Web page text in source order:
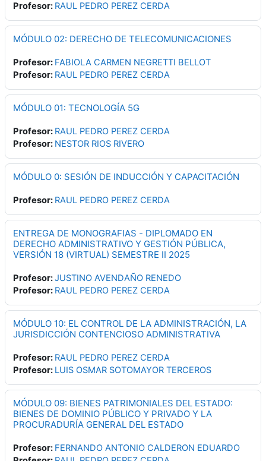
Profesor: RAUL PEDRO PEREZ CERDA
MÓDULO 02: DERECHO DE TELECOMUNICACIONES
Profesor: FABIOLA CARMEN NEGRETTI BELLOT
Profesor: RAUL PEDRO PEREZ CERDA
MÓDULO 01: TECNOLOGÍA 5G
Profesor: RAUL PEDRO PEREZ CERDA
Profesor: NESTOR RIOS RIVERO
MÓDULO 0: SESIÓN DE INDUCCIÓN Y CAPACITACIÓN
Profesor: RAUL PEDRO PEREZ CERDA
ENTREGA DE MONOGRAFIAS - DIPLOMADO EN
DERECHO ADMINISTRATIVO Y GESTIÓN PÚBLICA,
VERSIÓN 18 (VIRTUAL) SEMESTRE II 2025
Profesor:JUSTINO AVENDAÑO RENEDO
Profesor: RAUL PEDRO PEREZ CERDA
MÓDULO 10: EL CONTROL DE LA ADMINISTRACIÓN, LA
JURISDICCIÓN CONTENCIOSO ADMINISTRATIVA
Profesor: RAUL PEDRO PEREZ CERDA
Profesor: LUIS OSMAR SOTOMAYOR TERCEROS
MÓDULO 09: BIENES PATRIMONIALES DEL ESTADO:
BIENES DE DOMINIO PÚBLICO Y PRIVADO Y LA
PROCURADURÍA GENERAL DEL ESTADO
Profesor: FERNANDO ANTONIO CALDERON EDUARDO